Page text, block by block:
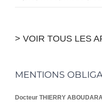
> VOIR TOUS LES
MENTIONS
Docteur THIERRY